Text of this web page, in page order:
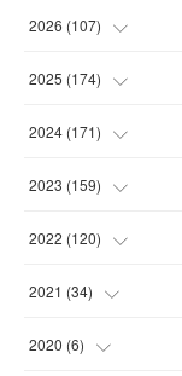
2026 (107)
(4)
(15
(15
(13
2025 (174)
(14
(14
(15
(15
2024 (171)
(13
(13
(15
(
2023 (159)
(14
(14 )
(
2022 (120)
(14 )
( 13
2021 (34)
( )
2020 (6)